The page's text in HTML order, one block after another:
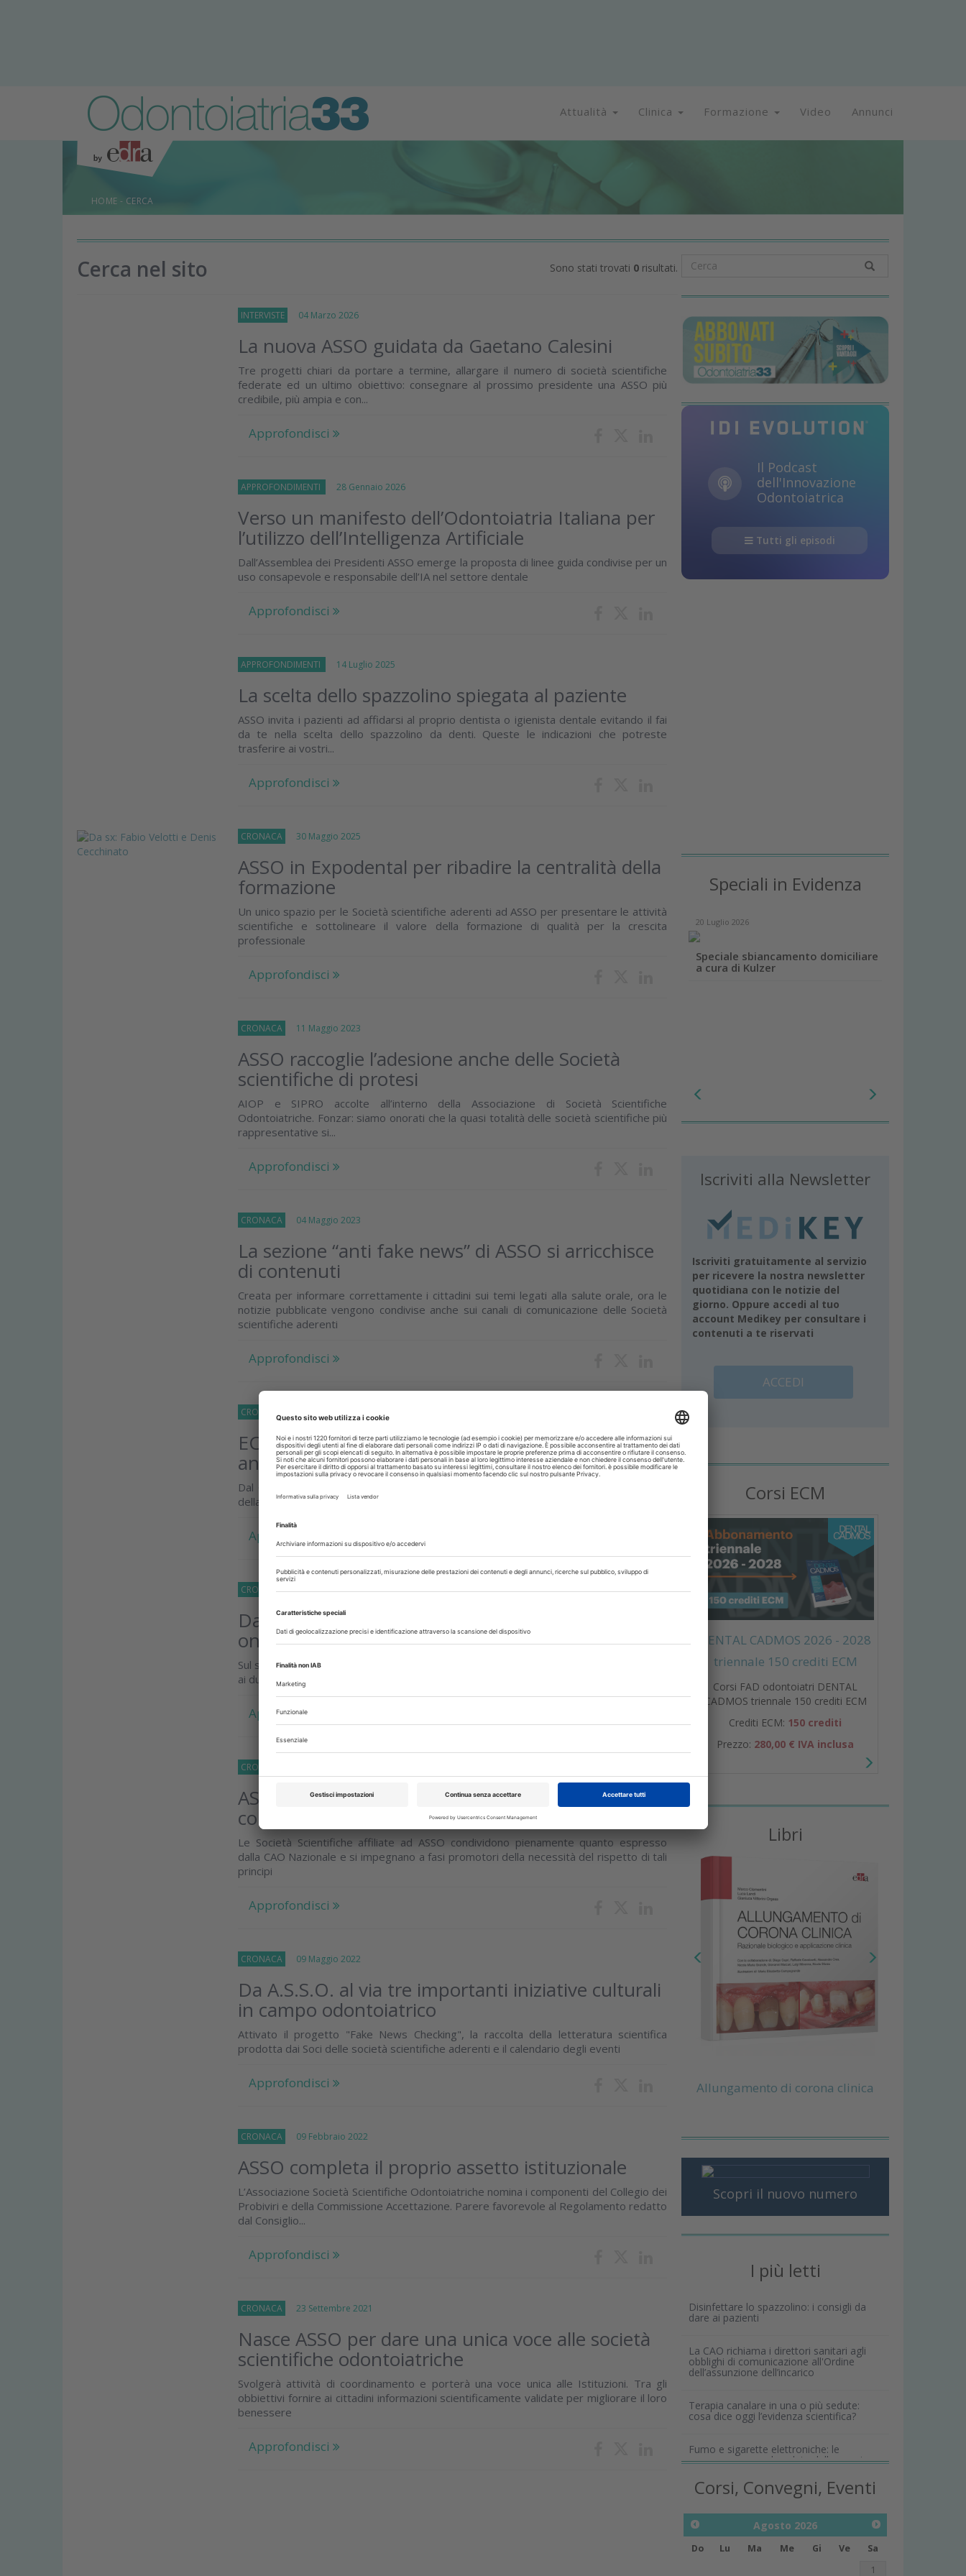
Attualità Clinica Formazione Video Annunci
HOME - CERCA
Cerca nel sito Sono stati trovati 0 risultati.
INTERVISTE 04 Marzo 2026
La nuova ASSO guidata da Gaetano Calesini
Tre progetti chiari da portare a termine, allargare il numero di società scientifiche
federate ed un ultimo obiettivo: consegnare al prossimo presidente una ASSO più
credibile, più ampia e con...
Approfondisci
APPROFONDIMENTI 28 Gennaio 2026
Verso un manifesto dell’Odontoiatria Italiana per
l’utilizzo dell’Intelligenza Artificiale
Dall’Assemblea dei Presidenti ASSO emerge la proposta di linee guida condivise per un
uso consapevole e responsabile dell’IA nel settore dentale
Approfondisci
APPROFONDIMENTI 14 Luglio 2025
La scelta dello spazzolino spiegata al paziente
ASSO invita i pazienti ad affidarsi al proprio dentista o igienista dentale evitando il fai
da te nella scelta dello spazzolino da denti. Queste le indicazioni che potreste
trasferire ai vostri...
Approfondisci
CRONACA 30 Maggio 2025
ASSO in Expodental per ribadire la centralità della
formazione
Un unico spazio per le Società scientifiche aderenti ad ASSO per presentare le attività
scientifiche e sottolineare il valore della formazione di qualità per la crescita
professionale
Approfondisci
CRONACA 11 Maggio 2023
ASSO raccoglie l’adesione anche delle Società
scientifiche di protesi
AIOP e SIPRO accolte all’interno della Associazione di Società Scientifiche
Odontoiatriche. Fonzar: siamo onorati che la quasi totalità delle società scientifiche più
rappresentative si...
Approfondisci
CRONACA 04 Maggio 2023
La sezione “anti fake news” di ASSO si arricchisce
di contenuti
Creata per informare correttamente i cittadini sui temi legati alla salute orale, ora le
notizie pubblicate vengono condivise anche sui canali di comunicazione delle Società
scientifiche aderenti
Approfondisci
CRONACA 02 Febbraio 2023
ECM, un sistema da riformare che tenga conto
anche della qualità formativa erogata
Dal Convengo ASSO la proposta di un tavolo per valutare gli eventi ECM sulla base
della qualità formativa per superare la corsa al credito. La qualità delle cure si tutela...
Approfondisci
CRONACA 14 Novembre 2022
Da ASSO, indicazioni cliniche “interdisciplinari”
online
Sul sito dell’Associazione una sezione dedicata con documenti elaborati per rispondere
ai dubbi clinici e operativi di tutti i giorni sulla base dell’evidenza scientifica
Approfondisci
CRONACA
ASSO appoggia la posizione CAO sulla radiologia
complementare
Le Società Scientifiche affiliate ad ASSO condividono pienamente quanto espresso
dalla CAO Nazionale e si impegnano a fasi promotori della necessità del rispetto di tali
principi
Approfondisci
CRONACA 09 Maggio 2022
Da A.S.S.O. al via tre importanti iniziative culturali
in campo odontoiatrico
Attivato il progetto "Fake News Checking", la raccolta della letteratura scientifica
prodotta dai Soci delle società scientifiche aderenti e il calendario degli eventi
Approfondisci
CRONACA 09 Febbraio 2022
ASSO completa il proprio assetto istituzionale
L’Associazione Società Scientifiche Odontoiatriche nomina i componenti del Collegio dei
Probiviri e della Commissione Accettazione. Parere favorevole al Regolamento redatto
dal Consiglio...
Approfondisci
CRONACA 23 Settembre 2021
Nasce ASSO per dare una unica voce alle società
scientifiche odontoiatriche
Svolgerà attività di coordinamento e porterà una voce unica alle Istituzioni. Tra gli
obbiettivi fornire ai cittadini informazioni scientificamente validate per migliorare il loro
benessere
Approfondisci
Il Podcast
dell'Innovazione
Odontoiatrica
Tutti gli episodi
Speciali in Evidenza
20 Luglio 2026
Speciale sbiancamento domiciliare
a cura di Kulzer
Iscriviti alla Newsletter
Iscriviti gratuitamente al servizio
per ricevere la nostra newsletter
quotidiana con le notizie del
giorno. Oppure accedi al tuo
account Medikey per consultare i
contenuti a te riservati
ACCEDI
Corsi ECM
DENTAL CADMOS 2026 - 2028
triennale 150 crediti ECM
Corsi FAD odontoiatri DENTAL
CADMOS triennale 150 crediti ECM
Crediti ECM: 150 crediti
Prezzo: 280,00 € IVA inclusa
Libri
Allungamento di corona clinica
Scopri il nuovo numero
I più letti
Disinfettare lo spazzolino: i consigli da
dare ai pazienti
La CAO richiama i direttori sanitari agli
obblighi di comunicazione all'Ordine
dell’assunzione dell’incarico
Terapia canalare in una o più sedute:
cosa dice oggi l’evidenza scientifica?
Fumo e sigarette elettroniche: le
conseguenze per la salute delle gengive
Corsi, Convegni, Eventi
Agosto 2026
Do Lu Ma Me Gi Ve
Sa
1